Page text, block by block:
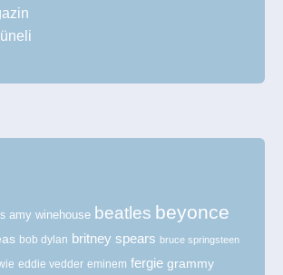
amy winehouse beatles beyonce
bob dylan britney spears bruce springsteen
eddie vedder eminem fergie grammy